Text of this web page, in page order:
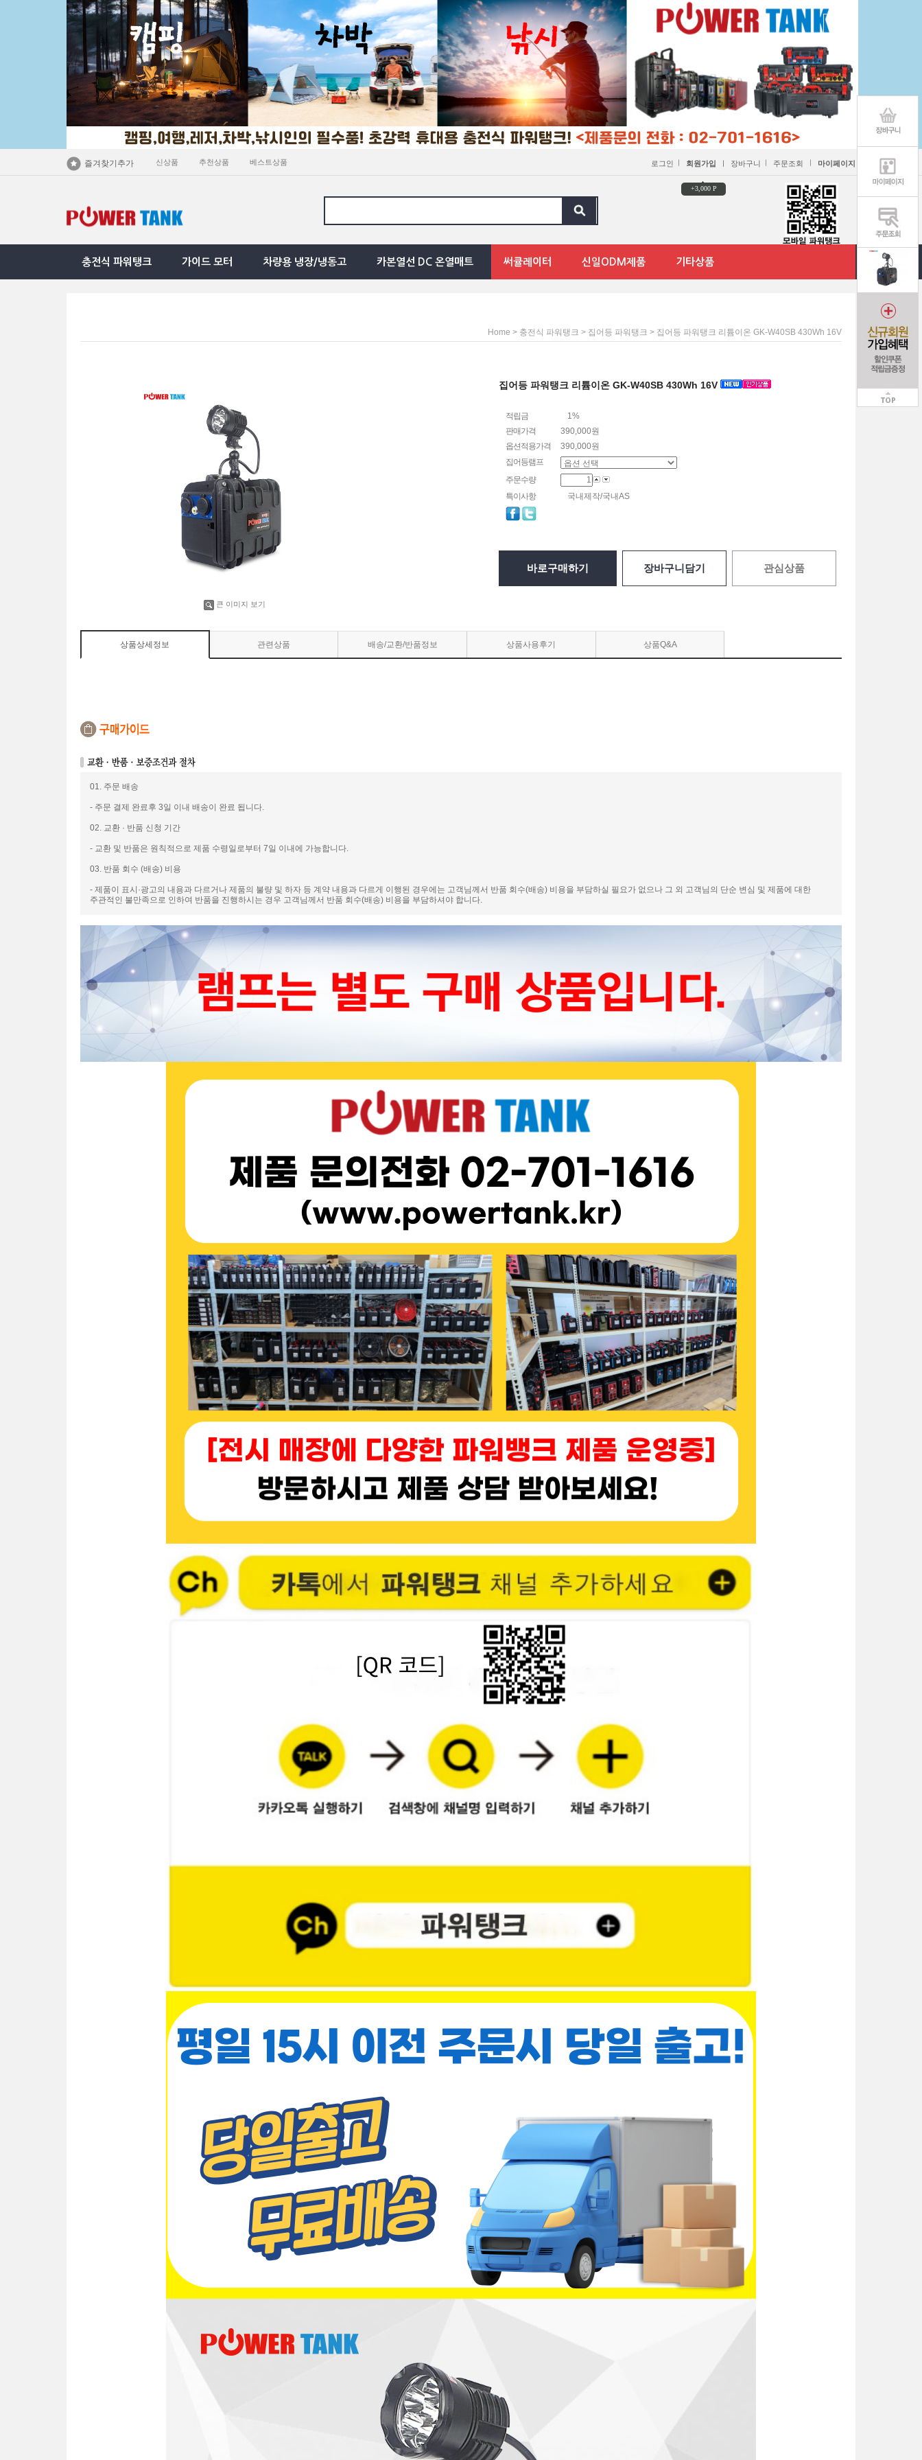
즐겨찾기추가 신상품 추천상품 베스트상품 로그인 ㅣ 회원가입
+3,000 P
ㅣ 장바구니 ㅣ 주문조회 ㅣ 마이페이지
충전식 파워탱크 가이드 모터 차량용 냉장/냉동고 카본열선 DC 온열매트 써큘레이터 신일ODM제품 기타상품
Home > 충전식 파워탱크 > 집어등 파워탱크 > 집어등 파워탱크 리튬이온 GK-W40SB 430Wh 16V
큰 이미지 보기
집어등 파워탱크 리튬이온 GK-W40SB 430Wh 16V
적립금
1%
판매가격
390,000원
옵션적용가격
390,000원
집어등램프
주문수량
특이사항
국내제작/국내AS
바로구매하기 장바구니담기 관심상품
상품상세정보 관련상품 배송/교환/반품정보 상품사용후기 상품Q&A
01. 주문 배송
- 주문 결제 완료후 3일 이내 배송이 완료 됩니다.
02. 교환 · 반품 신청 기간
- 교환 및 반품은 원칙적으로 제품 수령일로부터 7일 이내에 가능합니다.
03. 반품 회수 (배송) 비용
- 제품이 표시·광고의 내용과 다르거나 제품의 불량 및 하자 등 계약 내용과 다르게 이행된 경우에는 고객님께서 반품 회수(배송) 비용을 부담하실 필요가 없으나 그 외 고객님의 단순 변심 및 제품에 대한
주관적인 불만족으로 인하여 반품을 진행하시는 경우 고객님께서 반품 회수(배송) 비용을 부담하셔야 합니다.